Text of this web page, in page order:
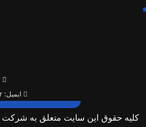
ایمیل: info@i-wordpress.ir
کلیه حقوق این سایت متعلق به